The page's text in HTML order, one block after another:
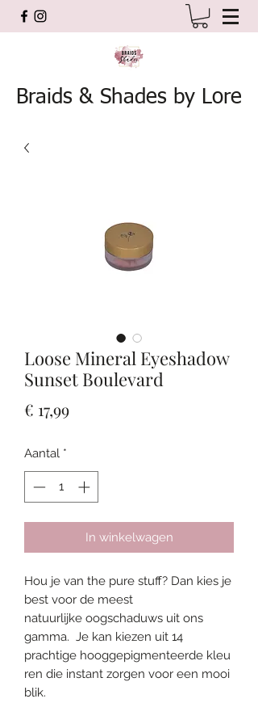
Braids & Shades by Lore
Loose Mineral Eyeshadow
Sunset Boulevard
€ 17,99Prijs
Aantal *
In winkelwagen
Hou je van the pure stuff? Dan kies je
best voor de meest
natuurlijke oogschaduws uit ons
gamma. Je kan kiezen uit 14
prachtige hooggepigmenteerde kleu
ren die instant zorgen voor een mooi
blik.